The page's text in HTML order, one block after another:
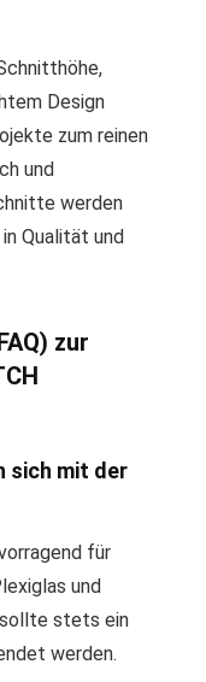
Design
zum reinen
und
werden
Qualität und
zur
sich mit der
für
und
sollte stets ein
werden.